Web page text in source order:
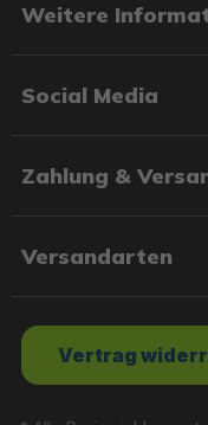
Weitere
Social Media
Zahlung &
Versandarten
Vertrag